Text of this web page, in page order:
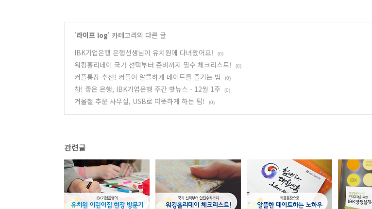
'라이프 log' 카테고리의 다른 글
IBK기업은행 은행선생님이 유치원에 다녀왔어요!
(0)
워킹홀리데이 국가 선택부터 준비까지 필수 체크리스트! (0)
커플통장 추천! 커플이 알뜰하게 데이트를 즐기는 법 (0)
참! 좋은 은행, IBK기업은행 주간 핫뉴스 - 12월 1주 (0)
겨울철 추운 사무실, USB로 따뜻하게 하는 팁! (0)
관련글